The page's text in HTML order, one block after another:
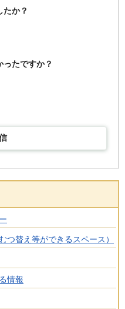
たか？
たですか？
つ替え等ができるスペース）
情報